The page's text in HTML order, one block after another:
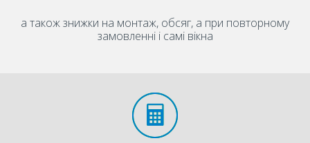
а також знижки на монтаж, обсяг, а при повторному
замовленні і самі вікна